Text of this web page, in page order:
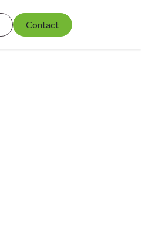
Contact